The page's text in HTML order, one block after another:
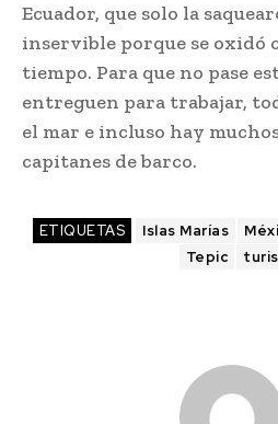
Ecuador, que solo la
inservible porque se oxidó
tiempo. Para que no pase
entreguen para trabajar,
el mar e incluso hay
capitanes de barco.
ETIQUETAS Islas Marías
Tepic